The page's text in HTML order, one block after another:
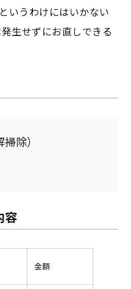
いうわけにはいかない
生せずにお直しできる
除）
容
金額